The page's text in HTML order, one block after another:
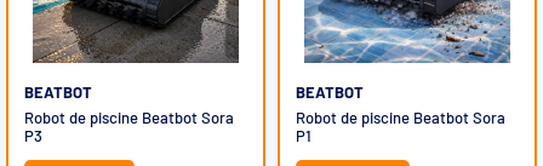
BEATBOT
Robot de piscine Beatbot Sora
P3
BEATBOT
Robot de piscine Beatbot Sora
P1